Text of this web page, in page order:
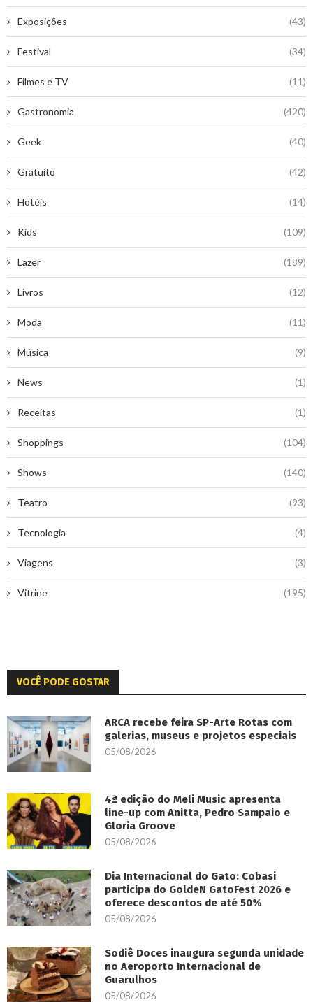
Exposições (43)
Festival (34)
Filmes e TV (11)
Gastronomia (420)
Geek (40)
Gratuito (42)
Hotéis (14)
Kids (109)
Lazer (189)
Livros (12)
Moda (11)
Música (9)
News (1)
Receitas (1)
Shoppings (104)
Shows (140)
Teatro (93)
Tecnologia (4)
Viagens (3)
Vitrine (195)
VOCÊ PODE GOSTAR
ARCA recebe feira SP-Arte Rotas com
galerias, museus e projetos especiais
05/08/2026
4ª edição do Meli Music apresenta
line-up com Anitta, Pedro Sampaio e
Gloria Groove
05/08/2026
Dia Internacional do Gato: Cobasi
participa do GoldeN GatoFest 2026 e
oferece descontos de até 50%
05/08/2026
Sodiê Doces inaugura segunda unidade
no Aeroporto Internacional de
Guarulhos
05/08/2026